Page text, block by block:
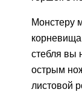
Монстеру
стебля вы
острым
листовой